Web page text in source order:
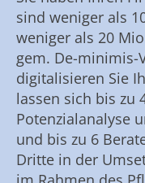
sind weniger als
weniger als 20
gem. De-minimis-
digitalisieren Sie
lassen sich bis zu
Potenzialanalyse
und bis zu 6
Dritte in der